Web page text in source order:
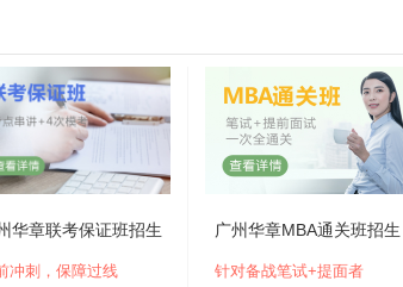
华章联考保证班招生
冲刺，保障过线
广州华章MBA通关班招生
针对备战笔试+提面者